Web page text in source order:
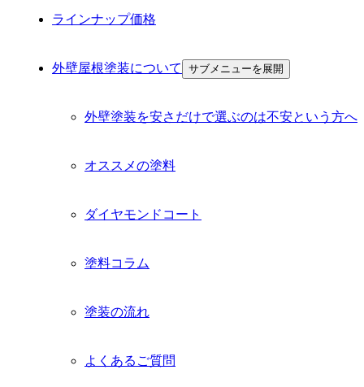
ラインナップ価格
外壁屋根塗装について サブメニューを展開
外壁塗装を安さだけで選ぶのは不安という方へ
オススメの塗料
ダイヤモンドコート
塗料コラム
塗装の流れ
よくあるご質問